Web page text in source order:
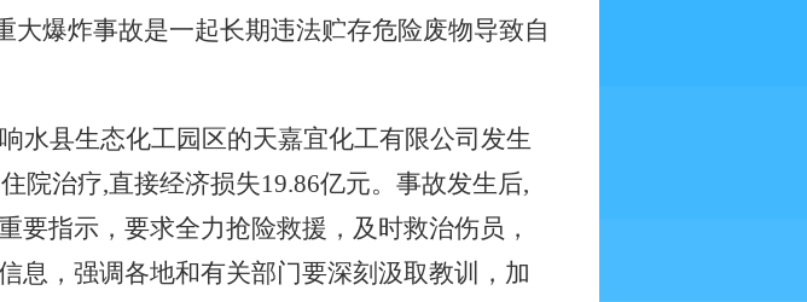
大爆炸事故是一起长期违法贮存危险废物导致自
水县生态化工园区的天嘉宜化工有限公司发生
院治疗,直接经济损失19.86亿元。事故发生后,
要指示，要求全力抢险救援，及时救治伤员，
息，强调各地和有关部门要深刻汲取教训，加